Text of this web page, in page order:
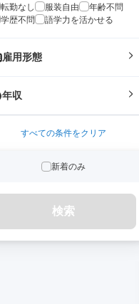
転勤なし
服装自由
年齢不問
学歴不問
語学力を活かせる
雇用形態
年収
すべての条件をクリア
新着のみ
検索